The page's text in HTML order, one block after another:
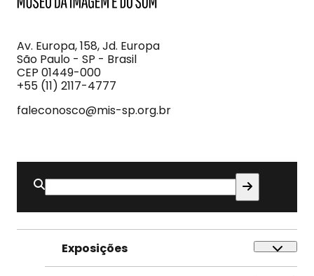
Imagem
e
do
Som
Av. Europa, 158, Jd. Europa
São Paulo - SP - Brasil
CEP 01449-000
+55 (11) 2117-4777
faleconosco@mis-sp.org.br
Buscar
por:
Exposições